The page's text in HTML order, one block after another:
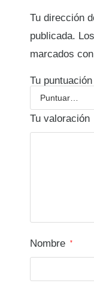
Tu dirección
publicada.
marcados con
Tu puntuación
Tu valoración
Nombre *